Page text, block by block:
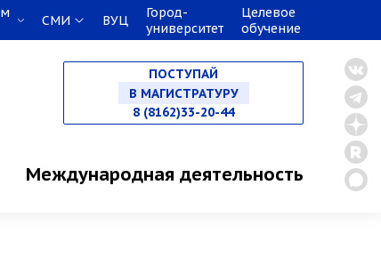
СМИ ВУЦ
Город-
университет
Целевое
обучение
ПОСТУПАЙ
НА СПЕЦИАЛИТЕТ
В МАГИСТРАТУРУ
8 (8162)33-20-44
Международная деятельность